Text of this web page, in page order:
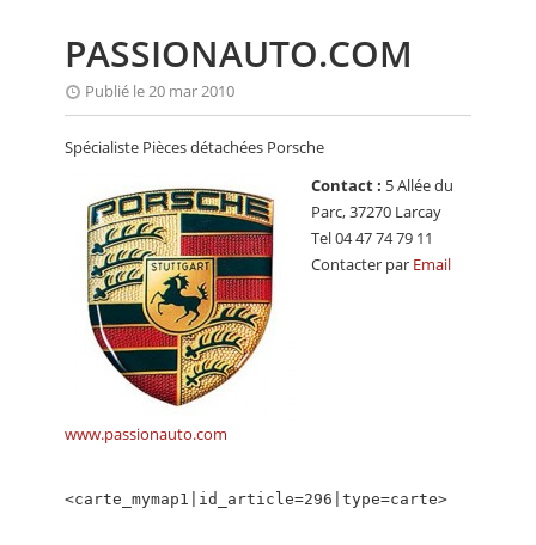
RALLYE
MONTAGNE
EVÈNEMENTS
CALENDRIER
FOCUS
VIDEO
ANNUAIRES
PETITES ANNONCES
PASSIONAUTO.COM
Publié le 20 mar 2010
Spécialiste Pièces détachées Porsche
Contact : 5 Allée du
Parc, 37270 Larcay
Tel 04 47 74 79 11
Contacter par Email
www.passionauto.com
<carte_mymap1|id_article=296|type=carte>